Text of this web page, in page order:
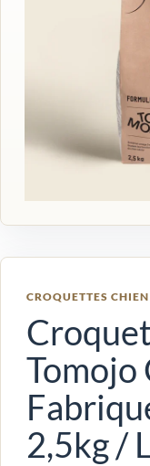
CROQUETTES CHIEN
Tomojo
2,5kg /